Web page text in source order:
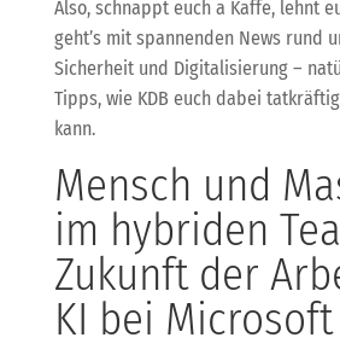
Also, schnappt euch a Kaffe, lehnt
geht’s mit spannenden News rund
Sicherheit und Digitalisierung –
Tipps, wie KDB euch dabei
kann.
Mensch und
im hybriden
Zukunft der
KI bei Microsoft